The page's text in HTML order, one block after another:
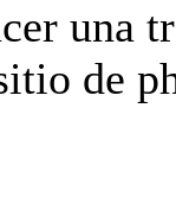
una
de